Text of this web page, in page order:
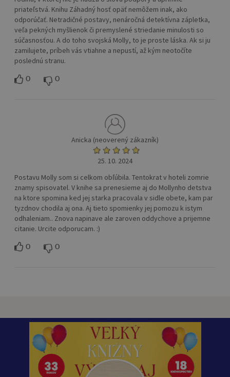
priateľstvá. Knihu Záhadný hosť opäť nemôžem inak, ako
odporúčať. Netradičné postavy, nenáročná detektívna zápletka,
veľa pekných myšlienok či premyslené striedanie minulosti so
súčasnosťou. A do toho svojská Molly, to je proste láska. Ak si ju
zamilujete, príbeh vás vtiahne a nepustí, až kým neotočíte
poslednú stranu.
0 0
Anicka (neoverený zákazník)
25. 10. 2024
Postavu Molly som si celkom obľúbila. Tentokrat v hoteli zomrie
znamy spisovatel. V knihe sa prenesieme aj do Mollynho detstva
na ktore spomina ked jej starka pracovala v sidle obete, kam par
tyzdnov chodila aj ona. Aj tieto spomienky jej pomozu k istym
odhaleniam.. Znova napinave ale zaroven oddychove a prijemne
citanie. Urcite odporucam. :)
0 0